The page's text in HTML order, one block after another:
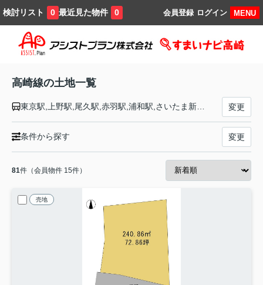
検討リスト 0 最近見た物件 0 MENU
ログイン
会員登録
高崎線の土地一覧
変更
条件から探す 変更
81件（会員物件 15件）
売地